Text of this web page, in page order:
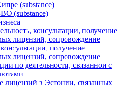
(substance)
(substance)
консультации, получение
лицензий, сопровождение
получение
лицензий, сопровождение
по деятельности, связанной с
лицензий в Эстонии, связанных